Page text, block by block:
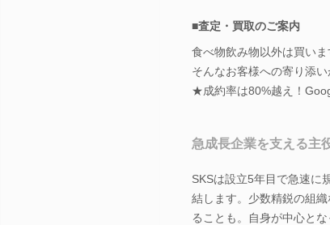
■査定・買取のご案内
食べ物飲み物以外は買いま
そんなお客様への寄り添
★成約率は80%越え！
急成長企業を支える主
SKSは設立5年目で急速に
結します。少数精鋭の組
ることも。自身が中心と